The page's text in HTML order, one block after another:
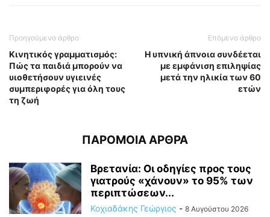
Προηγούμενο άρθρο
Κινητικός γραμματισμός:
Πώς τα παιδιά μπορούν να
υιοθετήσουν υγιεινές
συμπεριφορές για όλη τους
τη ζωή
Επόμενο άρθρο
Η υπνική άπνοια συνδέεται
με εμφάνιση επιληψίας
μετά την ηλικία των 60
ετών
ΠΑΡΟΜΟΙΑ ΑΡΘΡΑ
Βρετανία: Οι οδηγίες προς τους
γιατρούς «χάνουν» το 95% των
περιπτώσεων...
Κοχιαδάκης Γεώργιος - 8 Αυγούστου 2026